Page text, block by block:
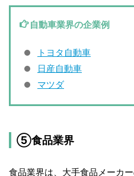
自動車業界の企業例
トヨタ自動車
日産自動車
マツダ
⑤食品業界
食品業界は、大手食品メーカ